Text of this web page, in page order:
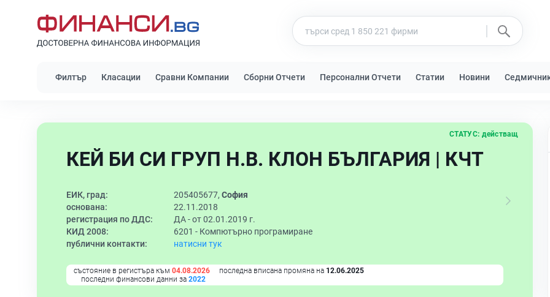
Филтър Класации Сравни Компании Сборни Отчети Персонални Отчети Статии Новини
КЕЙ БИ СИ ГРУП Н.В. КЛОН БЪЛГАРИЯ | КЧТ
СТАТУС: действащ
ЕИК, град: 205405677, София
основана:
22.11.2018
регистрация по ДДС:
ДА - от 02.01.2019 г.
КИД 2008:
6201 - Компютърно програмиране
публични контакти:
натисни тук
състояние в регистъра към 04.08.2026 последна вписана промяна на 12.06.2025
последни финансови данни за 2022